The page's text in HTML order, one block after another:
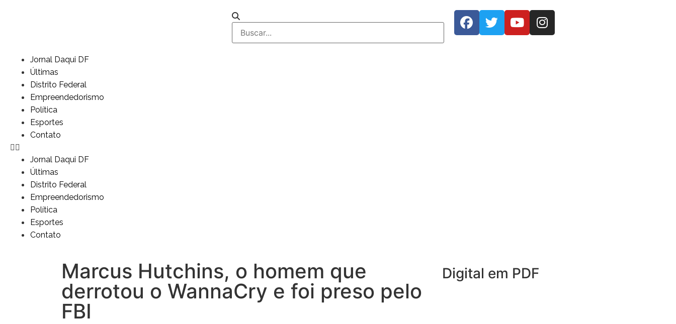
Jornal Daqui DF
Últimas
Distrito Federal
Empreendedorismo
Política
Esportes
Contato
Jornal Daqui DF
Últimas
Distrito Federal
Empreendedorismo
Política
Esportes
Contato
Marcus Hutchins, o homem que
derrotou o WannaCry e foi preso pelo
FBI
Digital em PDF